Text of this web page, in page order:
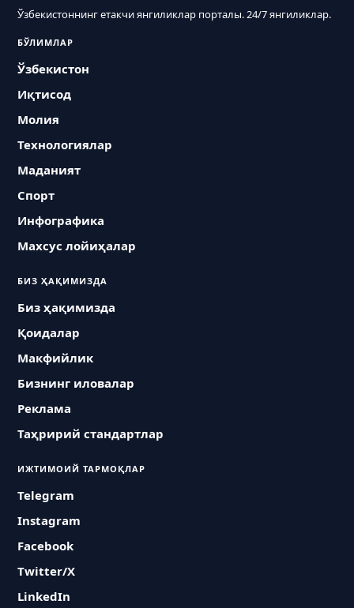
Ўзбекистоннинг етакчи янгиликлар порталы. 24/7 янгиликлар.
БЎЛИМЛАР
Ўзбекистон
Иқтисод
Молия
Технологиялар
Маданият
Спорт
Инфографика
Махсус лойиҳалар
БИЗ ҲАҚИМИЗДА
Биз ҳақимизда
Қоидалар
Макфийлик
Бизнинг иловалар
Реклама
Таҳририй стандартлар
ИЖТИМОИЙ ТАРМОҚЛАР
Telegram
Instagram
Facebook
Twitter/X
LinkedIn